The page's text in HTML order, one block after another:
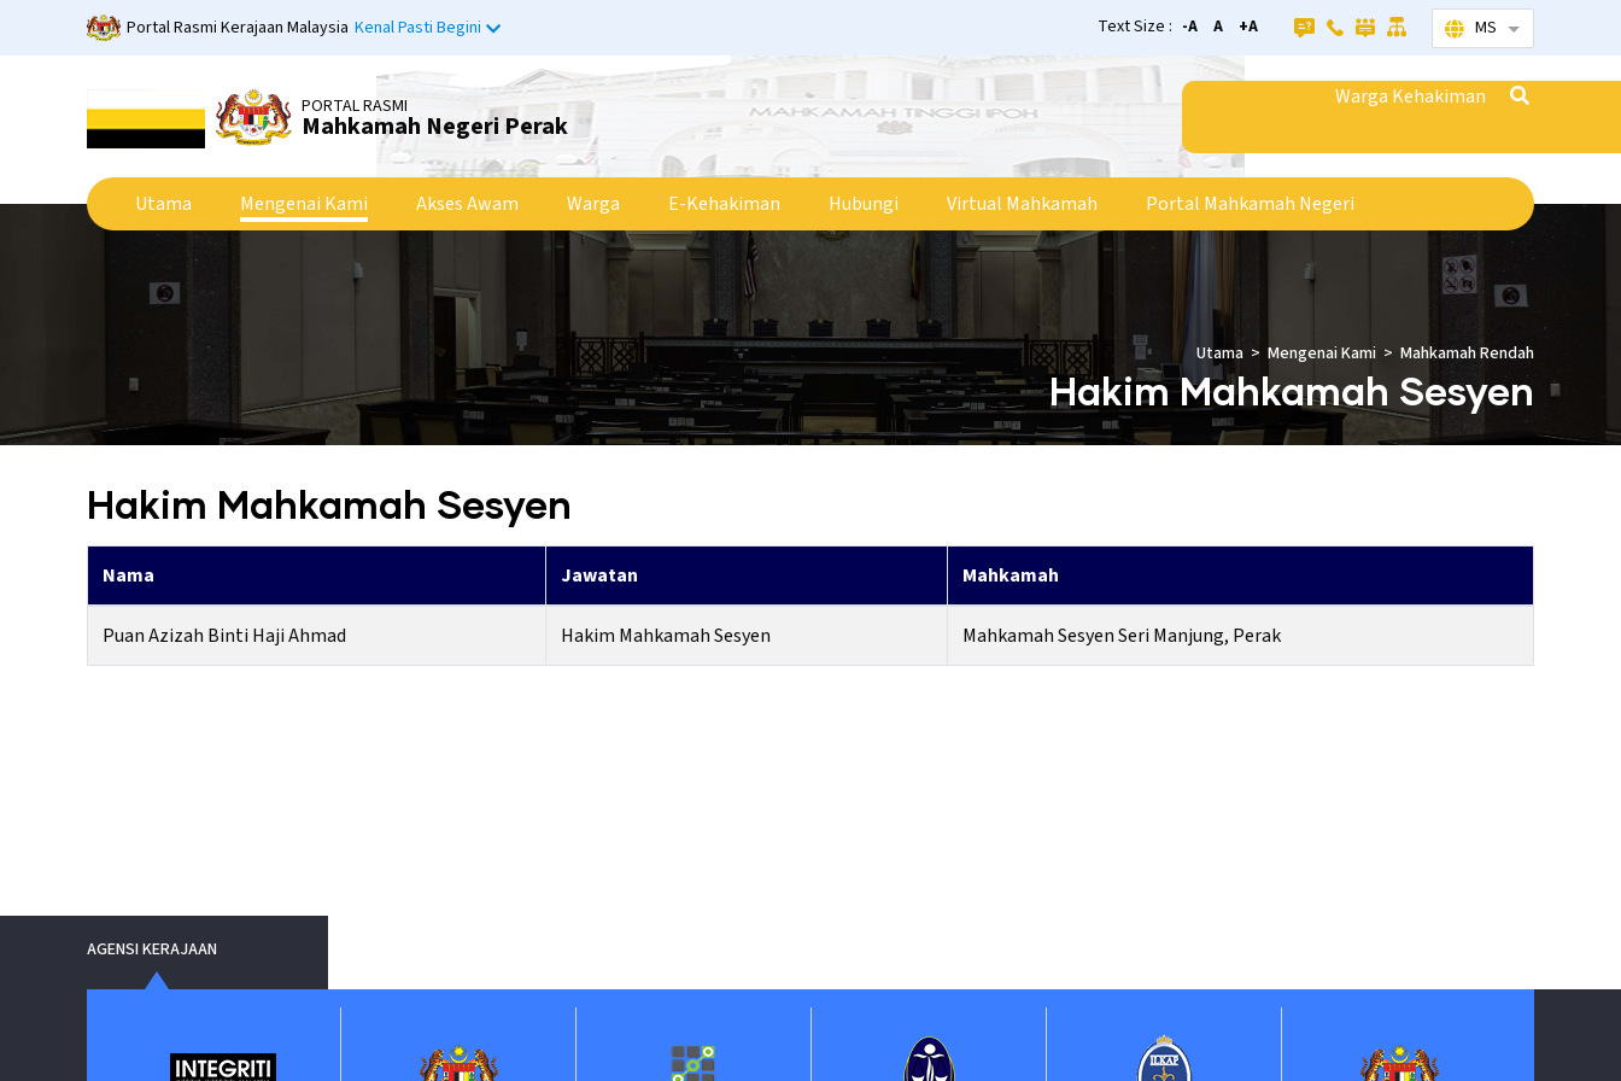
Portal Rasmi Kerajaan Malaysia Kenal Pasti Begini Text Size : -A A +A MS Senarai
PORTAL RASMI
Mahkamah Negeri Perak
Warga Kehakiman
Utama Mengenai Kami Akses Awam Warga E-Kehakiman Hubungi Virtual Mahkamah Portal Mahkamah Negeri
Hakim Mahkamah Sesyen
Utama Mengenai Kami Mahkamah Rendah
Hakim Mahkamah Sesyen
Nama Jawatan Mahkamah
Puan Azizah Binti Haji Ahmad Hakim Mahkamah Sesyen Mahkamah Sesyen Seri Manjung, Perak
AGENSI KERAJAAN